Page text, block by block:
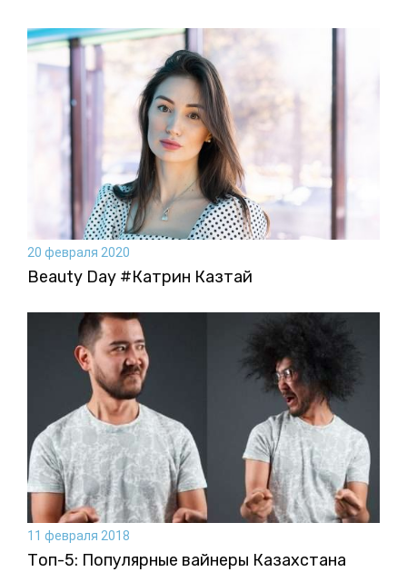
20 февраля 2020
Beauty Day #Катрин Казтай
11 февраля 2018
Топ-5: Популярные вайнеры Казахстана